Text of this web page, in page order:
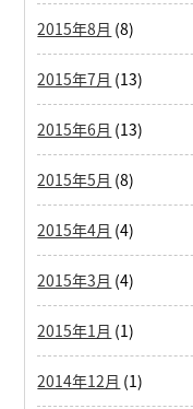
2015年8月 (8)
2015年7月 (13)
2015年6月 (13)
2015年5月 (8)
2015年4月 (4)
2015年3月 (4)
2015年1月 (1)
2014年12月 (1)